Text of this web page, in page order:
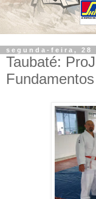
segunda-feira, 28
Taubaté: